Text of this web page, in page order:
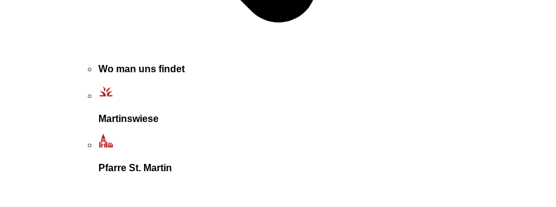
Wo man uns findet
Martinswiese
Pfarre St. Martin